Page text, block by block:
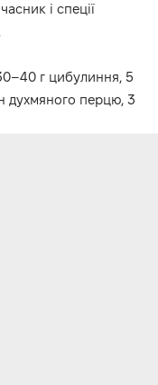
і спеції
г цибулиння, 5
духмяного перцю, 3